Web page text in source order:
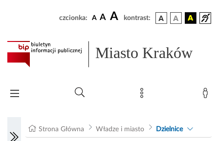
czcionka: A A A kontrast:
Miasto Kraków
Strona Główna Władze i miasto Dzielnice